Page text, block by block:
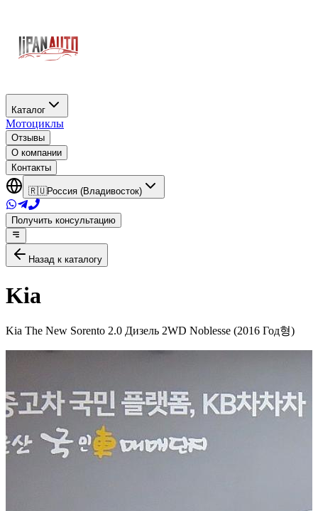
Каталог
Мотоциклы
Отзывы
О компании
Контакты
🇷🇺Россия (Владивосток)
Получить консультацию
Назад к каталогу
Kia
Kia The New Sorento 2.0 Дизель 2WD Noblesse (2016 Год형)